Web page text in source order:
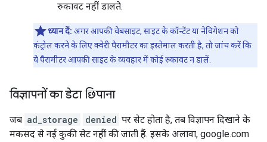
रुकावट नहीं डालते.
ध्यान दें: अगर आपकी वेबसाइट, साइट के कॉन्टेंट या नेविगेशन को
कंट्रोल करने के लिए क्वेरी पैरामीटर का इस्तेमाल करती है, तो जांच करें कि
ये पैरामीटर आपकी साइट के व्यवहार में कोई रुकावट न डालें.
विज्ञापनों का डेटा छिपाना
जब ad_storage denied पर सेट होता है, तब विज्ञापन दिखाने के
मकसद से नई कुकी सेट नहीं की जाती हैं. इसके अलावा, google.com